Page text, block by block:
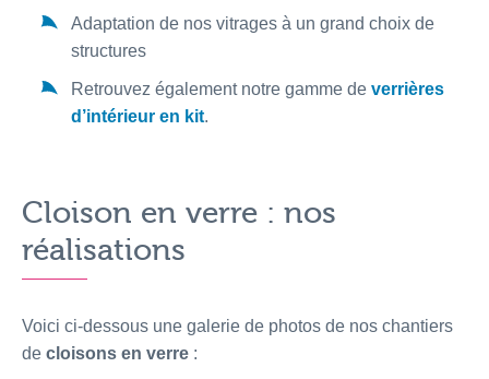
Adaptation de nos vitrages à un grand choix de
structures
Retrouvez également notre gamme de verrières
d’intérieur en kit.
Cloison en verre : nos
réalisations
Voici ci-dessous une galerie de photos de nos chantiers
de cloisons en verre :